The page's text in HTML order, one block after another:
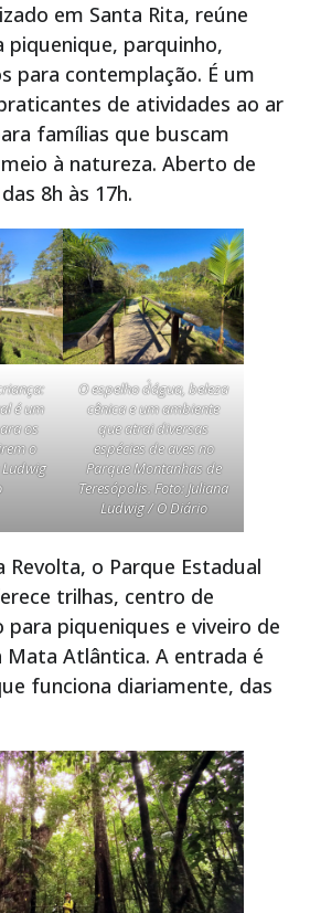
em Santa Rita, reúne
piquenique, parquinho,
para contemplação. É um
de atividades ao ar
famílias que buscam
à natureza. Aberto de
8h às 17h.
é um
os
o
Ludwig
O espelho d´água, beleza
cênica e um ambiente
que atrai diversas
espécies de aves no
Parque Montanhas de
Teresópolis. Foto: Juliana
Ludwig / O Diário
Revolta, o Parque Estadual
trilhas, centro de
piqueniques e viveiro de
Mata Atlântica. A entrada é
funciona diariamente, das